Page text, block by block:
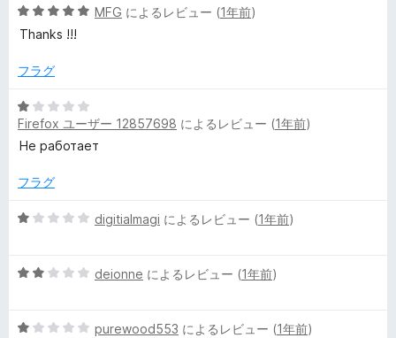
の
評
5
段
中
の
評
価
MFG によるレビュー (1年前)
Thanks !!!
フラグ
5
段
階
1
評
Firefox ユーザー 12857698 によるレビュー (1年前)
Не работает
フラグ
5
中
評
digitialmagi によるレビュー (1年前)
5
中
deionne によるレビュー (1年前)
5
purewood553 によるレビュー (1年前)